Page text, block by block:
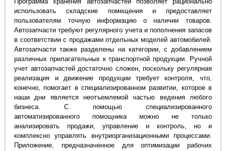
использовать складские помещения и предоставляет
пользователям точную информацию о наличии товаров.
Автозапчасти требуют регулярного учета и пополнения запасов
в соответствии с продажами отдельных моделей автомобилей.
Автозапчасти также разделены на категории, с добавлением
различных прилагательных к транспортной продукции. Ручной
учет автозапчастей достаточно сложен, поскольку регулярная
реализация и движение продукции требует контроля, что,
конечно, помогает в специализированном развитии, которое в
наши дни является неотъемлемой частью ведения любого
бизнеса. С помощью специализированного
автоматизированного помощника можно не только
анализировать продажи, управление и контроль, но и
комплексно управлять внутриорганизационными процессами.
Приложение, предназначенное для оптимизации рабочих